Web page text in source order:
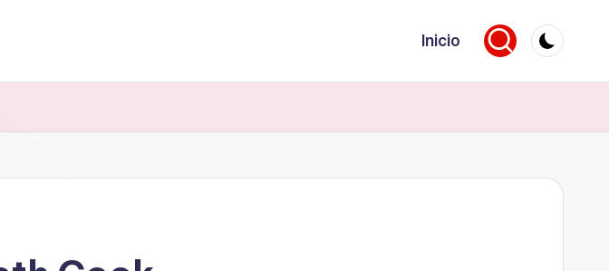
Inicio